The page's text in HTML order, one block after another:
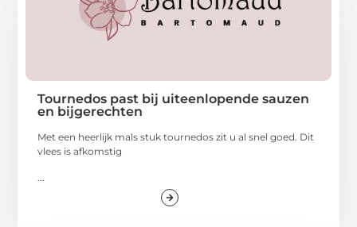
Tournedos past bij uiteenlopende sauzen
en bijgerechten
Met een heerlijk mals stuk tournedos zit u al snel goed. Dit
vlees is afkomstig